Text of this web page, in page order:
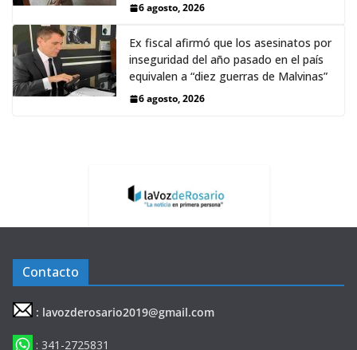
6 agosto, 2026
Ex fiscal afirmó que los asesinatos por
inseguridad del año pasado en el país
equivalen a “diez guerras de Malvinas”
6 agosto, 2026
Contacto
: lavozderosario2019@gmail.com
: 341-2725831